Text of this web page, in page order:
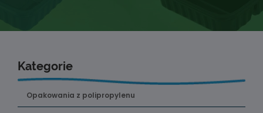
Kategorie
Opakowania z polipropylenu